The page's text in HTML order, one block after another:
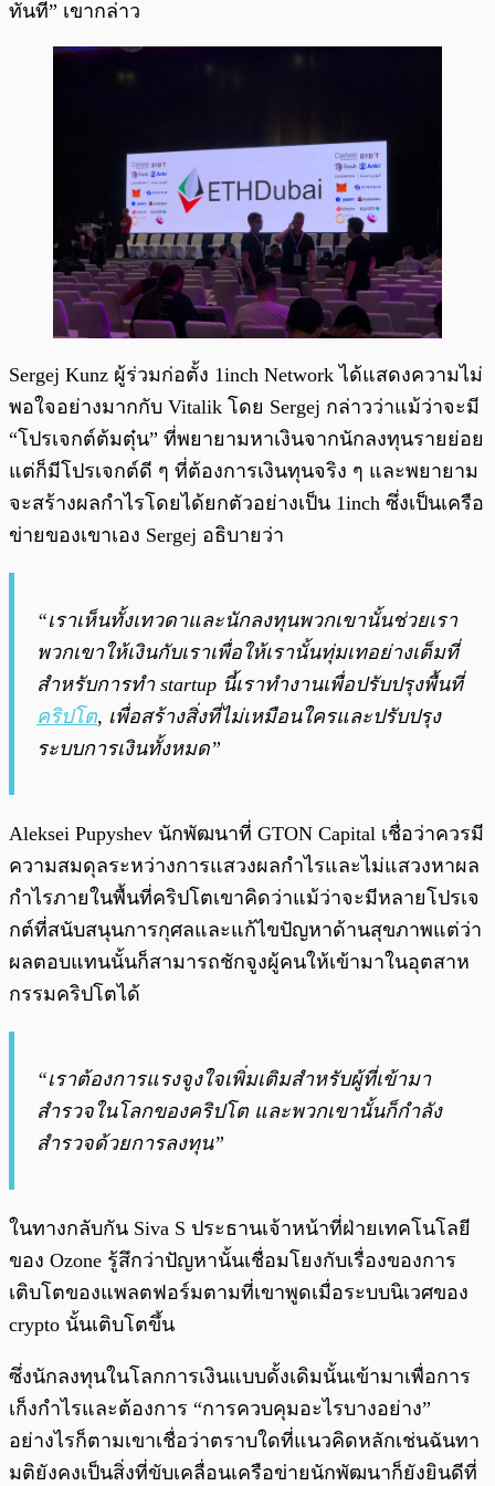
ทันที” เขากล่าว
Sergej Kunz ผู้ร่วมก่อตั้ง 1inch Network ได้แสดงความไม่
พอใจอย่างมากกับ Vitalik โดย Sergej กล่าวว่าแม้ว่าจะมี
“โปรเจกต์ต้มตุ๋น” ที่พยายามหาเงินจากนักลงทุนรายย่อย
แต่ก็มีโปรเจกต์ดี ๆ ที่ต้องการเงินทุนจริง ๆ และพยายาม
จะสร้างผลกำไรโดยได้ยกตัวอย่างเป็น 1inch ซึ่งเป็นเครือ
ข่ายของเขาเอง Sergej อธิบายว่า
“เราเห็นทั้งเทวดาและนักลงทุนพวกเขานั้นช่วยเรา
พวกเขาให้เงินกับเราเพื่อให้เรานั้นทุ่มเทอย่างเต็มที่
สำหรับการทำ startup นี้เราทำงานเพื่อปรับปรุงพื้นที่
คริปโต, เพื่อสร้างสิ่งที่ไม่เหมือนใครและปรับปรุง
ระบบการเงินทั้งหมด”
Aleksei Pupyshev นักพัฒนาที่ GTON Capital เชื่อว่าควรมี
ความสมดุลระหว่างการแสวงผลกำไรและไม่แสวงหาผล
กำไรภายในพื้นที่คริปโตเขาคิดว่าแม้ว่าจะมีหลายโปรเจ
กต์ที่สนับสนุนการกุศลและแก้ไขปัญหาด้านสุขภาพแต่ว่า
ผลตอบแทนนั้นก็สามารถชักจูงผู้คนให้เข้ามาในอุตสาห
กรรมคริปโตได้
“เราต้องการแรงจูงใจเพิ่มเติมสำหรับผู้ที่เข้ามา
สำรวจในโลกของคริปโต และพวกเขานั้นก็กำลัง
สำรวจด้วยการลงทุน”
ในทางกลับกัน Siva S ประธานเจ้าหน้าที่ฝ่ายเทคโนโลยี
ของ Ozone รู้สึกว่าปัญหานั้นเชื่อมโยงกับเรื่องของการ
เติบโตของแพลตฟอร์มตามที่เขาพูดเมื่อระบบนิเวศของ
crypto นั้นเติบโตขึ้น
ซึ่งนักลงทุนในโลกการเงินแบบดั้งเดิมนั้นเข้ามาเพื่อการ
เก็งกำไรและต้องการ “การควบคุมอะไรบางอย่าง”
อย่างไรก็ตามเขาเชื่อว่าตราบใดที่แนวคิดหลักเช่นฉันทา
มติยังคงเป็นสิ่งที่ขับเคลื่อนเครือข่ายนักพัฒนาก็ยังยินดีที่